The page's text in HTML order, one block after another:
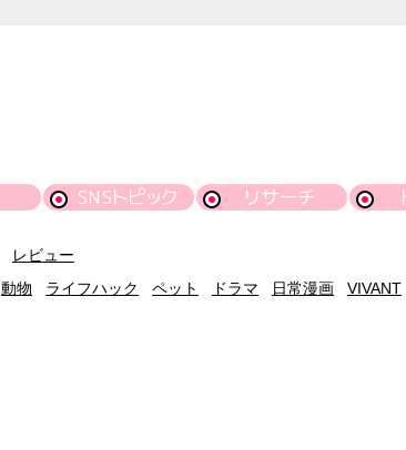
SNSトピック リサーチ
レビュー
動物 ライフハック ペット ドラマ 日常漫画 VIVANT